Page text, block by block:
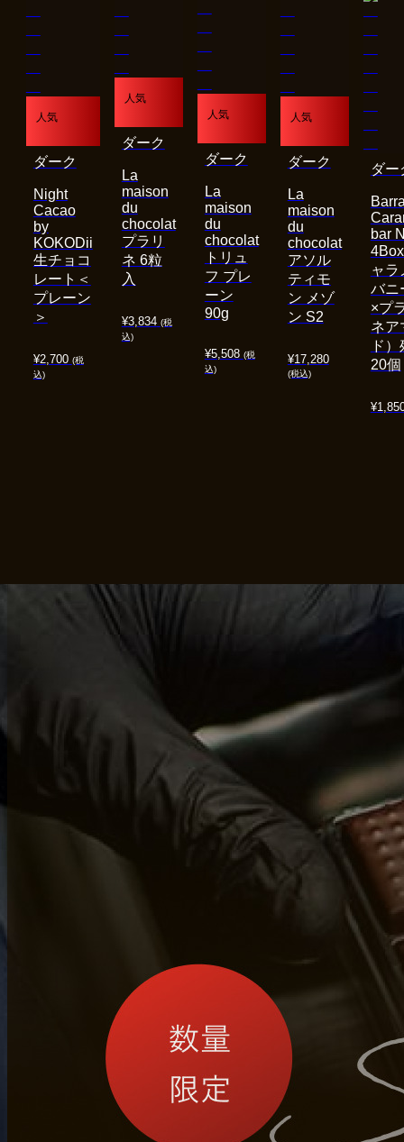
人気
¥2,700 (税
込)
Night
Cacao
by
KOKODii
生チョコ
レート＜
プレーン
＞
ダーク
人気
¥3,834 (税
込)
La
maison
du
chocolat
プラリ
ネ 6粒
入
ダーク
人気
¥5,508 (税
込)
La
maison
du
chocolat
トリュ
フ プレ
ーン
90g
ダーク
人気
¥17,280
(税込)
La
maison
du
chocolat
アソル
ティモ
ン メゾ
ン S2
ダーク
¥
bar
ャラ
バニ
×プ
ネア
ド
20個
ダー